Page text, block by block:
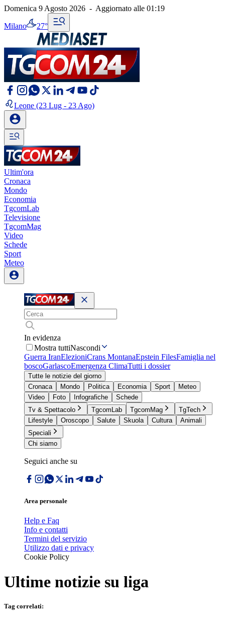
Domenica 9 Agosto 2026 - Aggiornato alle 01:19
Milano 27°
Leone (23 Lug - 23 Ago)
Ultim'ora
Cronaca
Mondo
Economia
TgcomLab
Televisione
TgcomMag
Video
Schede
Sport
Meteo
In evidenza
Mostra tuttiNascondi
Guerra IranElezioniCrans MontanaEpstein FilesFamiglia nel
boscoGarlascoEmergenza ClimaTutti i dossier
Tutte le notizie del giorno
Cronaca
Mondo Politica Economia Sport
Meteo
Video
Foto Infografiche
Schede
Tv & Spettacolo
TgcomLab TgcomMag
TgTech
Lifestyle
Oroscopo Salute Skuola Cultura
Animali
Speciali
Chi siamo
Seguici anche su
Area personale
Help e Faq
Info e contatti
Termini del servizio
Utilizzo dati e privacy
Cookie Policy
Ultime notizie su liga
Tag correlati: